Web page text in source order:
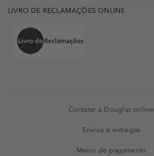
LIVRO DE RECLAMAÇÕES ONLINE
Contatar a Douglas online
Envios e entregas
Meios de pagamento